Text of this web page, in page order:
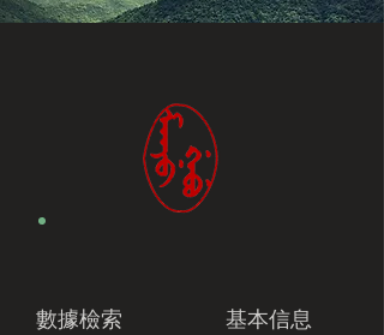
數據檢索 基本信息